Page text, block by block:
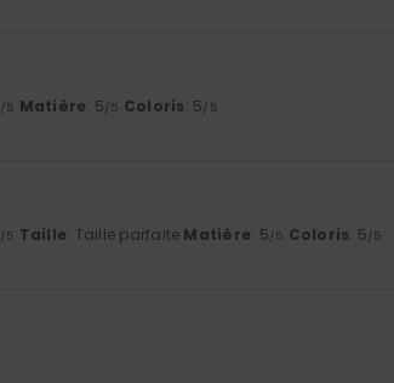
/5 Matière: 5/5 Coloris: 5/5
/5 Taille: Taille parfaite Matière: 5/5 Coloris: 5/5